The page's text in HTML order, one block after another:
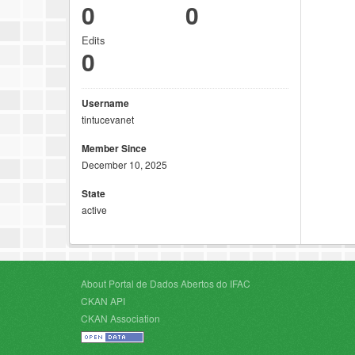
0 0
Edits
0
Username
tintucevanet
Member Since
December 10, 2025
State
active
About Portal de Dados Abertos do IFAC
CKAN API
CKAN Association